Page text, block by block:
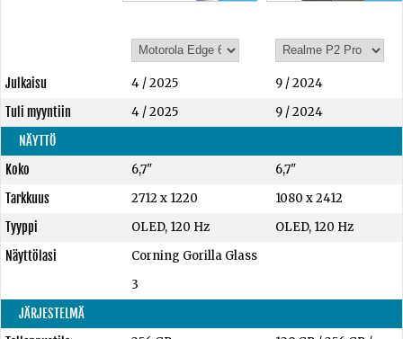
Julkaisu 4 / 2025
9 / 2024
Tuli myyntiin
4 / 2025
9 / 2024
NÄYTTÖ
Koko
6,7"
6,7"
Tarkkuus
2712 x 1220
1080 x 2412
Tyyppi
OLED, 120 Hz
OLED, 120 Hz
Näyttölasi
Corning Gorilla Glass
3
JÄRJESTELMÄ